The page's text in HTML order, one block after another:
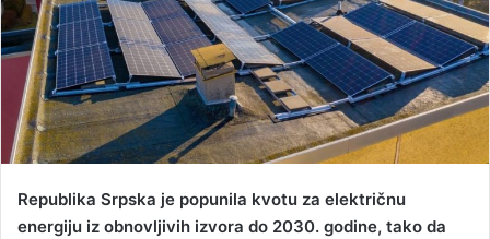
a
i
l
Republika Srpska je popunila kvotu za električnu
energiju iz obnovljivih izvora do 2030. godine, tako da